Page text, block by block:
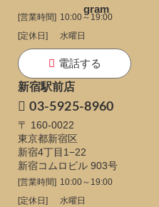
[営業時間] 10:00～19:00
[定休日]
水曜日
電話する
新宿駅前店
03-5925-8960
〒 160-0022
東京都新宿区
新宿4丁目1−22
新宿コムロビル 903号
[営業時間] 10:00～19:00
[定休日]
水曜日